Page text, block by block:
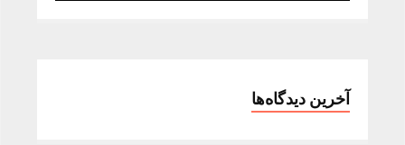
آخرین دیدگاه‌ها